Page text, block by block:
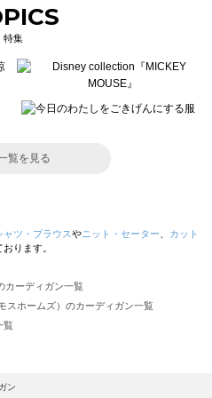
特集
覧を見る
ャツ・ブラウスやニット・セーター
カット
ります。
カーディガン一覧
スホームズ）のカーディガン一覧
覧
サマンサモスモス）のカーディガン一覧
ルー）のカーディガン一覧
ン